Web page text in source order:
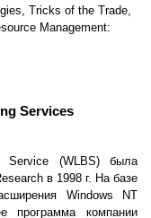
Tricks of the Trade,
Management:
Services
Service (WLBS) была
в 1998 г. На базе
Windows NT
программа компании